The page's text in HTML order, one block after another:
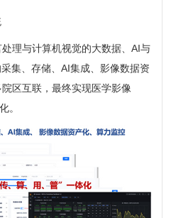
与计算机视觉的大数据、AI与
集、存储、AI集成、影像数据资
区互联，最终实现医学影像
。